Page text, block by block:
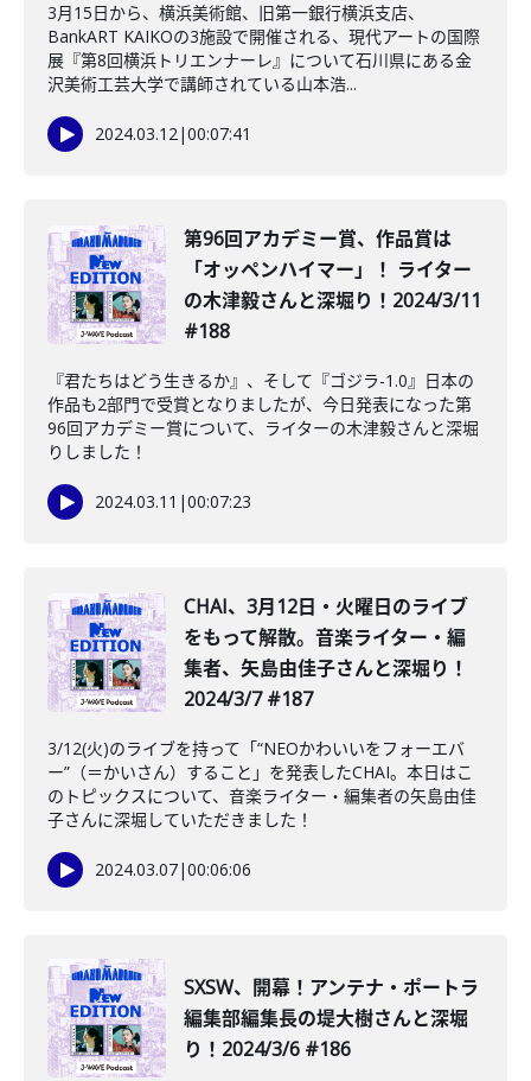
3月15日から、横浜美術館、旧第一銀行横浜支店、
BankART KAIKOの3施設で開催される、現代アートの国際
展『第8回横浜トリエンナーレ』について石川県にある金
沢美術工芸大学で講師されている山本浩...
2024.03.12|00:07:41
第96回アカデミー賞、作品賞は
「オッペンハイマー」！ ライター
の木津毅さんと深堀り！2024/3/11
#188
『君たちはどう生きるか』、そして『ゴジラ-1.0』日本の
作品も2部門で受賞となりましたが、今日発表になった第
96回アカデミー賞について、ライターの木津毅さんと深堀
りしました！
2024.03.11 |00:07:23
CHAI、3月12日・火曜日のライブ
をもって解散。音楽ライター・編
集者、矢島由佳子さんと深堀り！
2024/3/7 #187
3/12(火)のライブを持って「“NEOかわいいをフォーエバ
ー”（＝かいさん）すること」を発表したCHAI。本日はこ
のトピックスについて、音楽ライター・編集者の矢島由佳
子さんに深堀していただきました！
2024.03.07|00:06:06
SXSW、開幕！アンテナ・ポートラ
編集部編集長の堤大樹さんと深堀
り！2024/3/6 #186